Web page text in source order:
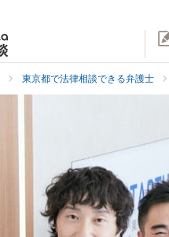
東京都で法律相談できる弁護士